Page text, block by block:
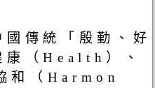
傳統「殷勤、好
康（Health）、
和（Harmon